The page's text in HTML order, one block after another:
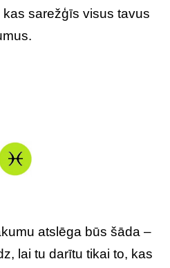
sarežģīs visus tavus
atslēga būs šāda –
lai tu darītu tikai to, kas